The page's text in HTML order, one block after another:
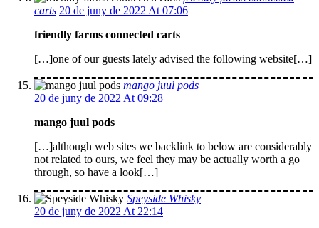
carts 20 de juny de 2022 At 07:06
friendly farms connected carts
[…]one of our guests lately advised the following website[…]
mango juul pods
20 de juny de 2022 At 09:28
mango juul pods
[…]although web sites we backlink to below are considerably
not related to ours, we feel they may be actually worth a go
through, so have a look[…]
Speyside Whisky
20 de juny de 2022 At 22:14